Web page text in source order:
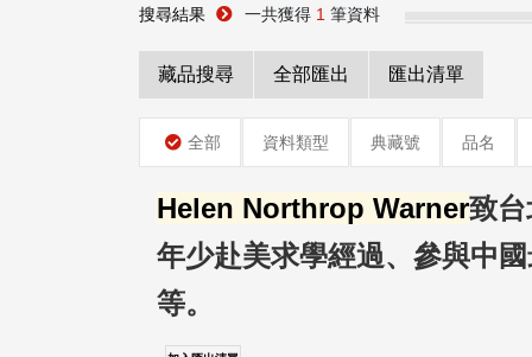
搜尋結果 一共獲得 1 筆資料
藏品搜尋 全部匯出 匯出清單
全部 資料類型 典藏號 品名
Helen Northrop Warner致
年少赴美求學經過、參與中
等。